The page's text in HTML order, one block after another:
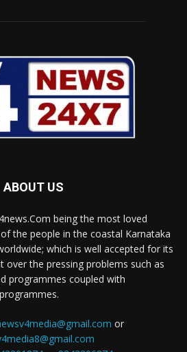
ABOUT US
being the most loved
the people in the coastal Karnataka
which is well accepted for its
over the pressing problems such as
programmes coupled with
or